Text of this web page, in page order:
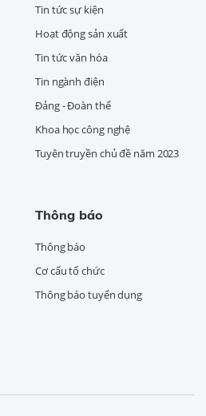
Tin tức sự kiện
Hoạt động sản xuất
Tin tức văn hóa
Tin ngành điện
Đảng - Đoàn thể
Khoa học công nghệ
Tuyên truyền chủ đề năm 2023
Thông báo
Thông báo
Cơ cấu tổ chức
Thông báo tuyển dụng